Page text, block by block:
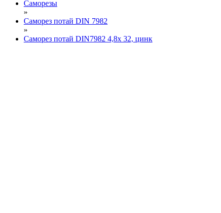
Саморезы
»
Саморез потай DIN 7982
»
Саморез потай DIN7982 4,8х 32, цинк